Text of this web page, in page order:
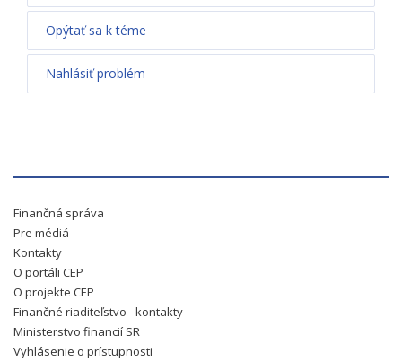
Opýtať sa k téme
Nahlásiť problém
Finančná správa
Pre médiá
Kontakty
O portáli CEP
O projekte CEP
Finančné riaditeľstvo - kontakty
Ministerstvo financií SR
Vyhlásenie o prístupnosti